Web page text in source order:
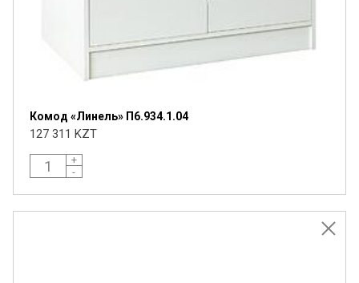
Комод «Линель» П6.934.1.04
127 311 KZT
+
-